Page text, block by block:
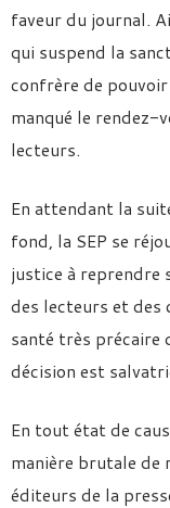
faveur du journal.
qui suspend la
confrère de
manqué le rendez-
lecteurs.
En attendant la
fond, la SEP se
justice à
des lecteurs et des
santé très précaire
décision est
En tout état de
manière brutale de
éditeurs de la